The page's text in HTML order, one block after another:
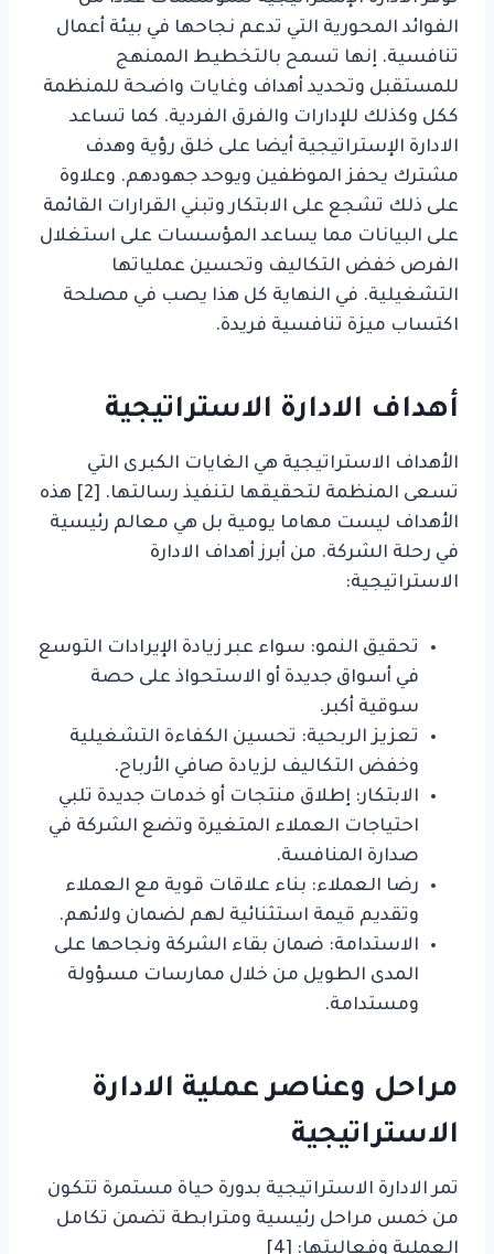
الفوائد المحورية التي تدعم نجاحها في بيئة أعمال
تنافسية. إنها تسمح بالتخطيط الممنهج
للمستقبل وتحديد أهداف وغايات واضحة للمنظمة
ككل وكذلك للإدارات والفرق الفردية. كما تساعد
الادارة الإستراتيجية أيضا على خلق رؤية وهدف
مشترك يحفز الموظفين ويوحد جهودهم. وعلاوة
على ذلك تشجع على الابتكار وتبني القرارات القائمة
على البيانات مما يساعد المؤسسات على استغلال
الفرص خفض التكاليف وتحسين عملياتها
التشغيلية. في النهاية كل هذا يصب في مصلحة
اكتساب ميزة تنافسية فريدة.
أهداف الادارة الاستراتيجية
الأهداف الاستراتيجية هي الغايات الكبرى التي
تسعى المنظمة لتحقيقها لتنفيذ رسالتها. [2] هذه
الأهداف ليست مهاما يومية بل هي معالم رئيسية
في رحلة الشركة. من أبرز أهداف الادارة
الاستراتيجية:
تحقيق النمو: سواء عبر زيادة الإيرادات التوسع
في أسواق جديدة أو الاستحواذ على حصة
سوقية أكبر.
تعزيز الربحية: تحسين الكفاءة التشغيلية
وخفض التكاليف لزيادة صافي الأرباح.
الابتكار: إطلاق منتجات أو خدمات جديدة تلبي
احتياجات العملاء المتغيرة وتضع الشركة في
صدارة المنافسة.
رضا العملاء: بناء علاقات قوية مع العملاء
وتقديم قيمة استثنائية لهم لضمان ولائهم.
الاستدامة: ضمان بقاء الشركة ونجاحها على
المدى الطويل من خلال ممارسات مسؤولة
ومستدامة.
مراحل وعناصر عملية الادارة
الاستراتيجية
تمر الادارة الاستراتيجية بدورة حياة مستمرة تتكون
من خمس مراحل رئيسية ومترابطة تضمن تكامل
العملية وفعاليتها: [4]